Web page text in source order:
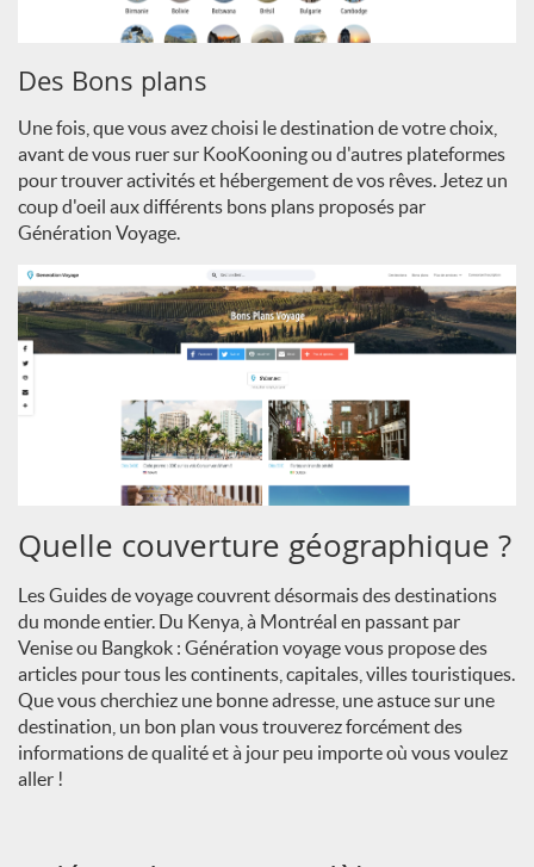
Des Bons plans
Une fois, que vous avez choisi le destination de votre choix,
avant de vous ruer sur KooKooning ou d'autres plateformes
pour trouver activités et hébergement de vos rêves. Jetez un
coup d'oeil aux différents bons plans proposés par
Génération Voyage.
Quelle couverture géographique ?
Les Guides de voyage couvrent désormais des destinations
du monde entier. Du Kenya, à Montréal en passant par
Venise ou Bangkok : Génération voyage vous propose des
articles pour tous les continents, capitales, villes touristiques.
Que vous cherchiez une bonne adresse, une astuce sur une
destination, un bon plan vous trouverez forcément des
informations de qualité et à jour peu importe où vous voulez
aller !